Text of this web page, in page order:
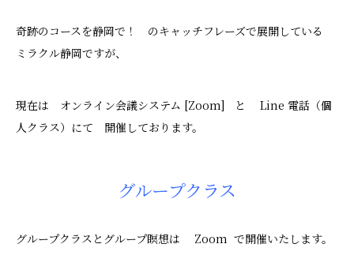
奇跡のコースを静岡で！ のキャッチフレーズで展開している
ミラクル静岡ですが、
現在は オンライン会議システム [Zoom] と Line 電話（個
人クラス）にて 開催しております。
グループクラス
グループクラスとグループ瞑想は Zoom で開催いたします。